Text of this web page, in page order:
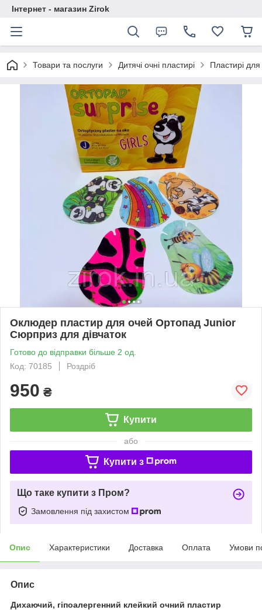
Інтернет - магазин Zirok
Товари та послуги Дитячі очні пластирі Пластирі
Оклюдер пластир для очей Ортопад Junior
Сюрприз для дівчаток
Готово до відправки більше 2 од.
Код: 70185
Роздріб
950 ₴
Купити
або
Купити з
Що таке купити з Пром?
Замовлення під захистом
Опис Характеристики Доставка Оплата Умови
Опис
Дихаючий, гіпоалергенний клейкий очний пластир